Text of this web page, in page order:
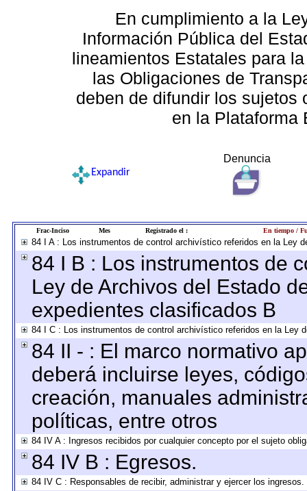
En cumplimiento a la
Información Pública del
lineamientos Estatales para
las Obligaciones de
deben de difundir los sujetos
en la Plataforma
Denuncia
Expandir
Frac-Inciso Mes Registrado el : En tiempo /
84 I A : Los instrumentos de control archivístico referidos en la Ley
84 I B : Los instrumentos de
Ley de Archivos del Estado
expedientes clasificados B
84 I C : Los instrumentos de control archivístico referidos en la Ley
84 II - : El marco normativo
deberá incluirse leyes,
creación, manuales
políticas, entre otros
84 IV A : Ingresos recibidos por cualquier concepto por el sujeto
84 IV B : Egresos.
84 IV C : Responsables de recibir, administrar y ejercer los ingresos.